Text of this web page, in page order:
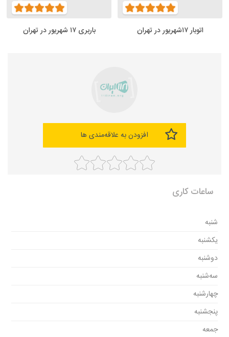
اتوبار ۱۷شهریور در تهران باربری ۱۷ شهریور در تهران
افزودن به علاقه‌مندی ها
ساعات کاری
شنبه
یکشنبه
دوشنبه
سه‌شنبه
چهارشنبه
پنجشنبه
جمعه